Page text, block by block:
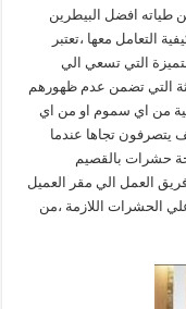
طياته افضل البيطرين
التعامل معها ،تعتبر
التي تسعي الي
التي تضمن عدم ظهورهم
من اي سموم او من اي
يتصرفون تجاها عندما
حشرات بالقصيم
العمل الي مقر العميل
الحشرات اللازمة ،من